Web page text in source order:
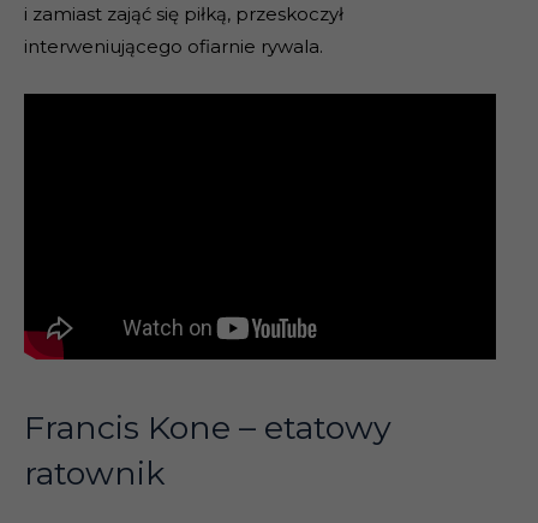
i zamiast zająć się piłką, przeskoczył
interweniującego ofiarnie rywala.
Francis Kone – etatowy
ratownik